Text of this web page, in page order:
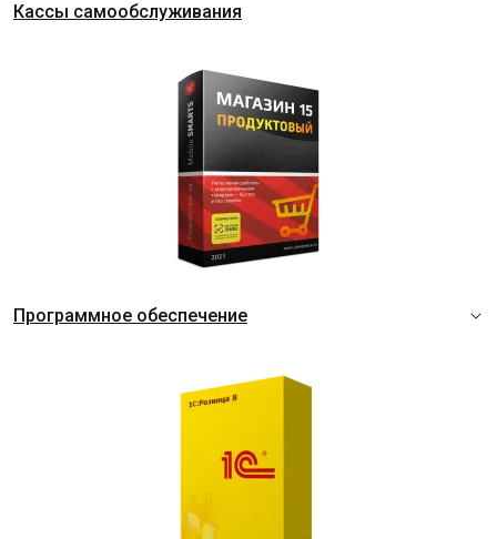
Кассы самообслуживания
Программное обеспечение